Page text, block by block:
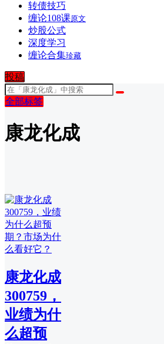
转债技巧
缠论108课原文
炒股公式
深度学习
缠论合集珍藏
投稿
全部标签
康龙化成
康龙化成
300759，
业绩为什
么超预